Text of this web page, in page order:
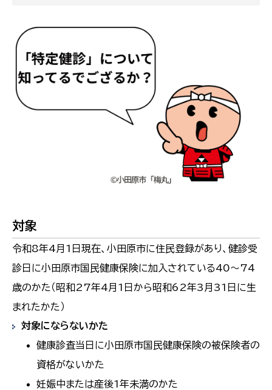
対象
令和8年4月1日現在、小田原市に住民登録があり、健診受
診日に小田原市国民健康保険に加入されている40～74
歳のかた（昭和27年4月1日から昭和62年3月31日に生
まれたかた）
対象にならないかた
健康診査当日に小田原市国民健康保険の被保険者の
資格がないかた
妊娠中または産後1年未満のかた